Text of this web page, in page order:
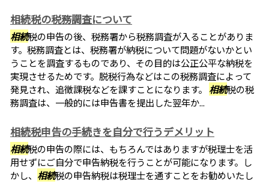
相続税の税務調査について
相続税の申告の後、税務署から税務調査が入ることがありま
す。税務調査とは、税務署が納税について問題がないかとい
うことを調査するものであり、その目的は公正公平な納税を
実現させるためです。脱税行為などはこの税務調査によって
発見され、追徴課税などを課すことになります。 相続税の税
務調査は、一般的には申告書を提出した翌年か...
相続税申告の手続きを自分で行うデメリット
相続税の申告の際には、もちろんではありますが税理士を活
用せずにご自分で申告納税を行うことが可能になります。し
かし、 相続税の申告納税は税理士を通すことをお勧めいたし